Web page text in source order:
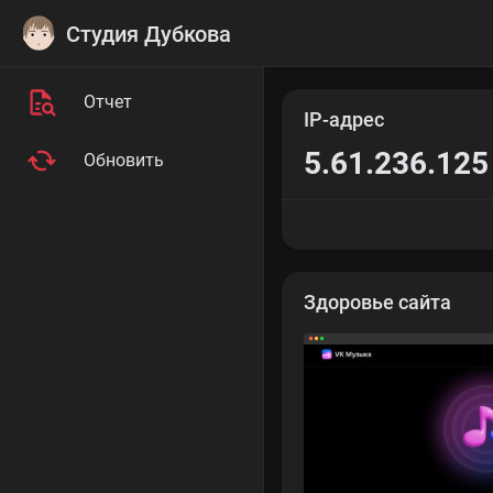
Студия Дубкова
Отчет
Обновить
IP-адрес
5.61.236.125
Здоровье сайта